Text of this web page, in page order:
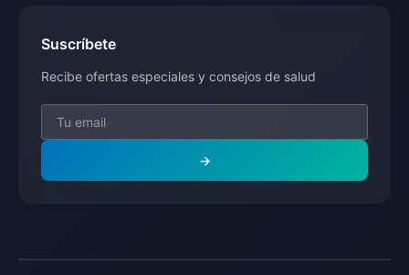
Suscríbete
Recibe ofertas especiales y consejos de salud
→